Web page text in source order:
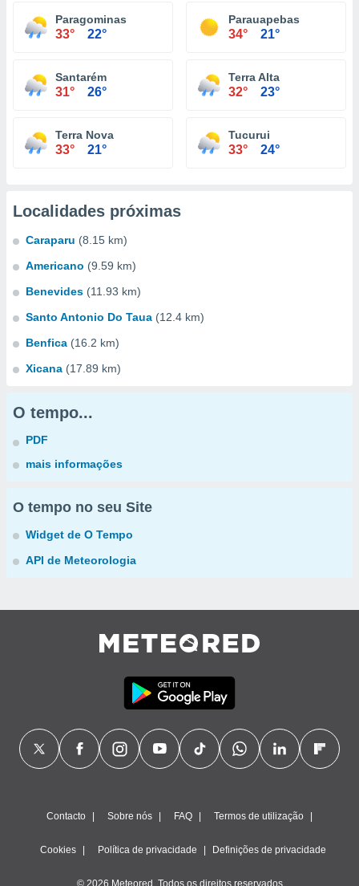
Paragominas
33° 22°
Parauapebas
34° 21°
Santarém
31° 26°
Terra Alta
32° 23°
Terra Nova
33° 21°
Tucurui
33° 24°
Localidades próximas
Caraparu (8.15 km)
Americano (9.59 km)
Benevides (11.93 km)
Santo Antonio Do Taua (12.4 km)
Benfica (16.2 km)
Xicana (17.89 km)
O tempo...
PDF
mais informações
O tempo no seu Site
Widget de O Tempo
API de Meteorologia
Contacto Sobre nós FAQ Termos de utilização
Cookies Política de privacidade Definições de privacidade
© 2026 Meteored. Todos os direitos reservados